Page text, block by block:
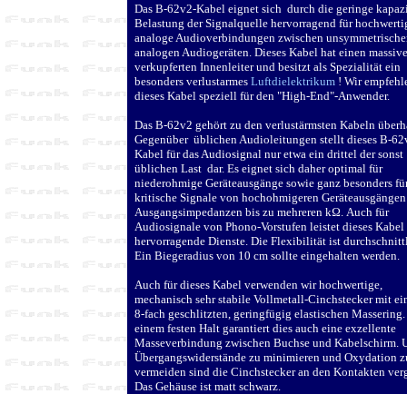
Das B-62v2-Kabel eignet sich durch die geringe
Belastung der Signalquelle hervorragend für
analoge Audioverbindungen zwischen
analogen Audiogeräten. Dieses Kabel hat einen
verkupferten Innenleiter und besitzt als Spezialität ein
besonders verlustarmes Luftdielektrikum ! Wir
dieses Kabel speziell für den "High-End"-Anwender.
Das B-62v2 gehört zu den verlustärmsten Kabeln
Gegenüber üblichen Audioleitungen stellt dieses B-
Kabel für das Audiosignal nur etwa ein drittel der sonst
üblichen Last dar. Es eignet sich daher optimal für
niederohmige Geräteausgänge sowie ganz besonders
kritische Signale von hochohmigeren
Ausgangsimpedanzen bis zu mehreren kΩ . Auch für
Audiosignale von Phono-Vorstufen leistet dieses Kabel
hervorragende Dienste. Die Flexibilität ist
Ein Biegeradius von 10 cm sollte eingehalten werden.
Auch für dieses Kabel verwenden wir hochwertige,
mechanisch sehr stabile Vollmetall-Cinchstecker mit
8-fach geschlitzten, geringfügig elastischen Massering.
einem festen Halt garantiert dies auch eine exzellente
Masseverbindung zwischen Buchse und Kabelschirm.
Übergangswiderstände zu minimieren und Oxydation
vermeiden sind die Cinchstecker an den Kontakten
Das Gehäuse ist matt schwarz.